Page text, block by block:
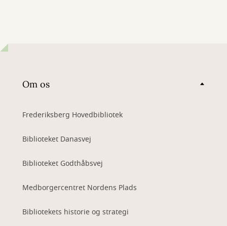
Om os
Frederiksberg Hovedbibliotek
Biblioteket Danasvej
Biblioteket Godthåbsvej
Medborgercentret Nordens Plads
Bibliotekets historie og strategi